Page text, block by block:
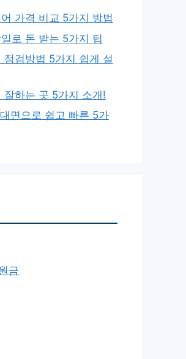
가격 비교 5가지 방법
로 돈 받는 5가지 팁
점검방법 5가지 쉽게 설
잘하는 곳 5가지 소개!
면으로 쉽고 빠른 5가
금